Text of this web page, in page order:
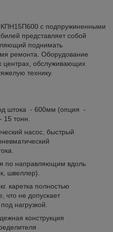
с подпружиненными
представляет собой
поднимать
ремонта. Оборудование
центрах, обслуживающих
технику.
штока - 600мм (опция -
15 тонн.
насос, быстрый
по направляющим вдоль
швеллер).
каретка полностью
что не допускает
нагрузкой.
конструкция